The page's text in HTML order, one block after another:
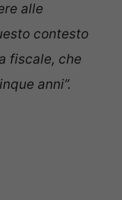
alle
contesto
fiscale, che
anni”.